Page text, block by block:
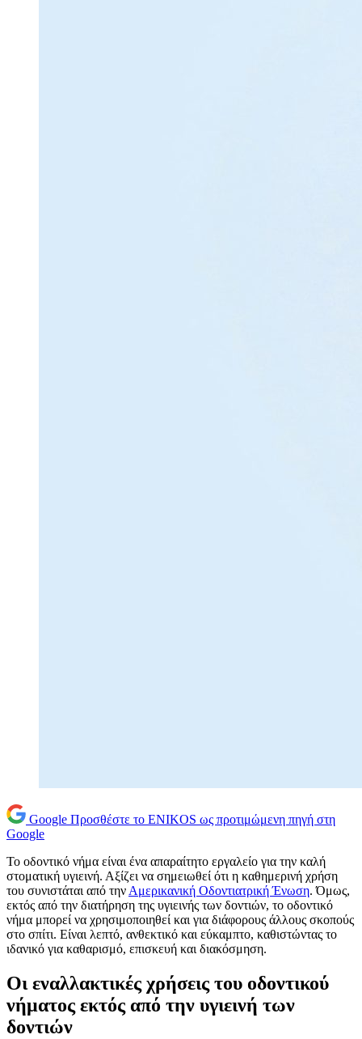
Google Προσθέστε το ENIKOS ως προτιμώμενη πηγή στη
Google
Το οδοντικό νήμα είναι ένα απαραίτητο εργαλείο για την καλή
στοματική υγιεινή. Αξίζει να σημειωθεί ότι η καθημερινή χρήση
του συνιστάται από την Αμερικανική Οδοντιατρική Ένωση. Όμως,
εκτός από την διατήρηση της υγιεινής των δοντιών, το οδοντικό
νήμα μπορεί να χρησιμοποιηθεί και για διάφορους άλλους σκοπούς
στο σπίτι. Είναι λεπτό, ανθεκτικό και εύκαμπτο, καθιστώντας το
ιδανικό για καθαρισμό, επισκευή και διακόσμηση.
Οι εναλλακτικές χρήσεις του οδοντικού
νήματος εκτός από την υγιεινή των
δοντιών